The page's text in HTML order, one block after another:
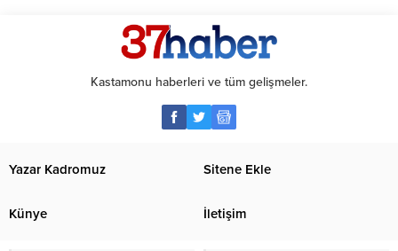
Kastamonu haberleri ve tüm gelişmeler.
Yazar Kadromuz Sitene Ekle
Künye İletişim